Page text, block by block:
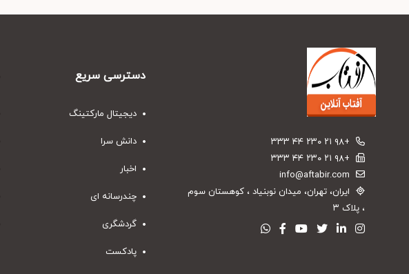
+۹۸ ۲۱ ۲۳۰ ۴۴ ۳۳۳
+۹۸ ۲۱ ۲۳۰ ۴۴ ۳۳۳
info@aftabir.com
ایران، تهران، میدان نوبنیاد ، کوهستان سوم
، پلاک ۳
دسترسی سریع
دیجیتال مارکتینگ
دانش سرا
اخبار
چندرسانه ای
گردشگری
پادکست